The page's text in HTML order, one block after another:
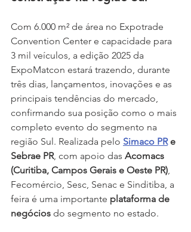
Com 6.000 m² de área no Expotrade
Convention Center e capacidade para
3 mil veículos, a edição 2025 da
ExpoMatcon estará trazendo, durante
três dias, lançamentos, inovações e as
principais tendências do mercado,
confirmando sua posição como o mais
completo evento do segmento na
região Sul. Realizada pelo Simaco PR e
Sebrae PR, com apoio das Acomacs
(Curitiba, Campos Gerais e Oeste PR),
Fecomércio, Sesc, Senac e Sinditiba, a
feira é uma importante plataforma de
negócios do segmento no estado.